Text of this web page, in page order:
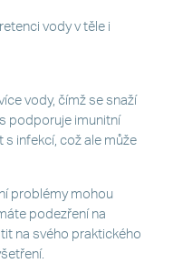
vody v těle i
vody, čímž se snaží
podporuje imunitní
infekcí, což ale může
problémy mohou
podezření na
na svého praktického